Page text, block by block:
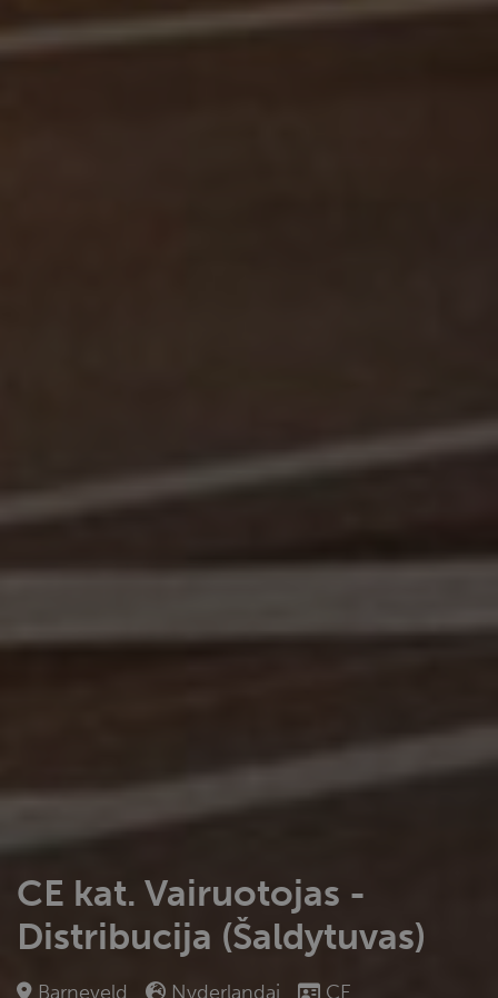
CE kat. Vairuotojas -
Distribucija (Šaldytuvas)
Barneveld Nyderlandai
CE